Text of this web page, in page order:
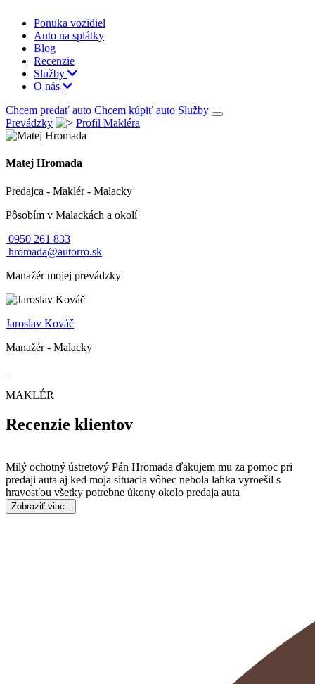
Ponuka vozidiel
Auto na splátky
Blog
Recenzie
Služby
O nás
Chcem predať auto Chcem kúpiť auto Služby
Prevádzky
Profil Makléra
Matej Hromada
Predajca - Maklér - Malacky
Pôsobím v Malackách a okolí
0950 261 833
hromada@autorro.sk
Manažérmojej prevádzky
Jaroslav Kováč
Manažér - Malacky
MAKLÉR
Recenzie klientov
Milý ochotný ústretový Pán Hromada ďakujem mu za pomoc pri
predaji auta aj ked moja situacia vôbec nebola lahka vyroešil s
hravosťou všetky potrebne úkony okolo predaja auta
Zobraziť viac..